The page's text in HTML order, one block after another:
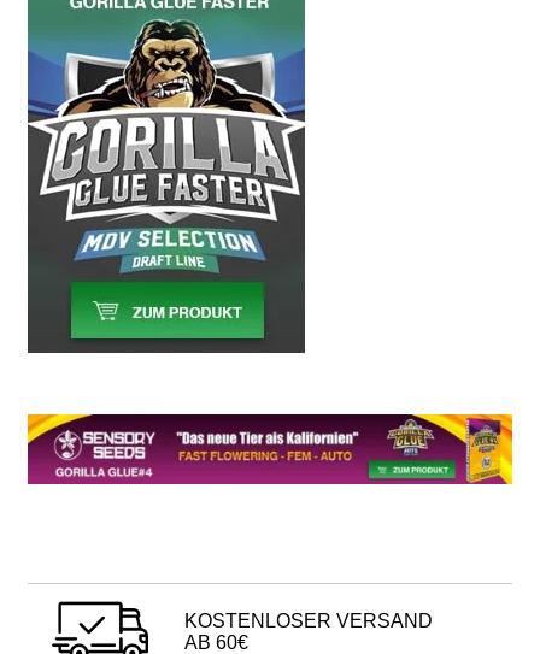
KOSTENLOSER VERSAND
AB 60€